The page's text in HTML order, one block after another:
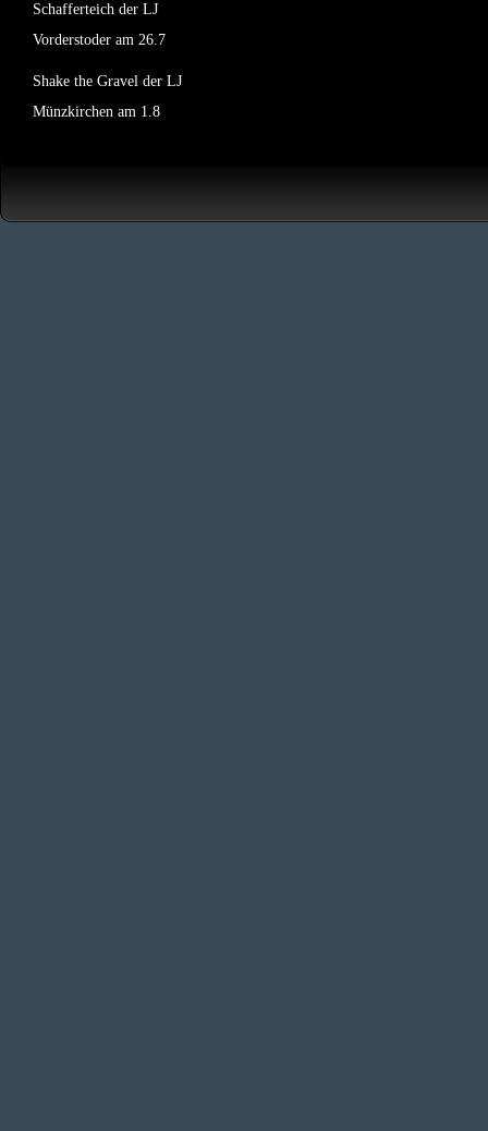
Schafferteich der LJ
Vorderstoder am 26.7
Shake the Gravel der LJ
Münzkirchen am 1.8